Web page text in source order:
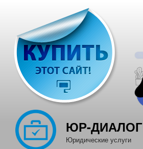
содержимому
ЮР-ДИАЛОГ
Юридические услуги